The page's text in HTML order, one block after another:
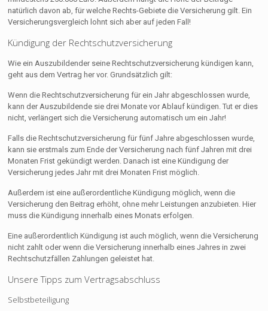
natürlich davon ab, für welche Rechts-Gebiete die Versicherung gilt. Ein
Versicherungsvergleich lohnt sich aber auf jeden Fall!
Kündigung der Rechtschutzversicherung
Wie ein Auszubildender seine Rechtschutzversicherung kündigen kann,
geht aus dem Vertrag her vor. Grundsätzlich gilt:
Wenn die Rechtschutzversicherung für ein Jahr abgeschlossen wurde,
kann der Auszubildende sie drei Monate vor Ablauf kündigen. Tut er dies
nicht, verlängert sich die Versicherung automatisch um ein Jahr!
Falls die Rechtschutzversicherung für fünf Jahre abgeschlossen wurde,
kann sie erstmals zum Ende der Versicherung nach fünf Jahren mit drei
Monaten Frist gekündigt werden. Danach ist eine Kündigung der
Versicherung jedes Jahr mit drei Monaten Frist möglich.
Außerdem ist eine außerordentliche Kündigung möglich, wenn die
Versicherung den Beitrag erhöht, ohne mehr Leistungen anzubieten. Hier
muss die Kündigung innerhalb eines Monats erfolgen.
Eine außerordentlich Kündigung ist auch möglich, wenn die Versicherung
nicht zahlt oder wenn die Versicherung innerhalb eines Jahres in zwei
Rechtschutzfällen Zahlungen geleistet hat.
Unsere Tipps zum Vertragsabschluss
Selbstbeteiligung